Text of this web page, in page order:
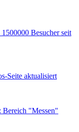
Besucher seit
Seite aktualisiert
Bereich "Messen"